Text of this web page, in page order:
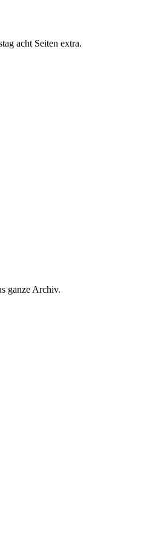
acht Seiten extra.
ganze Archiv.